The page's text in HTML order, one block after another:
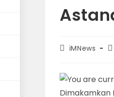
PostiMNews